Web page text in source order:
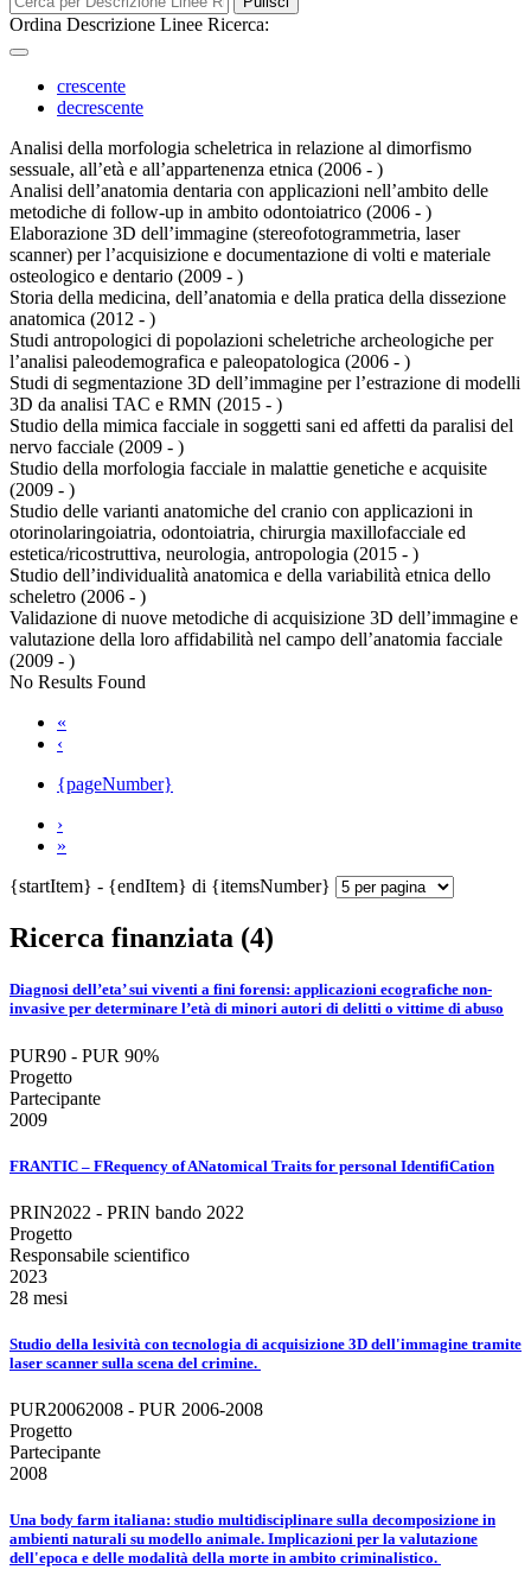
Ordina Descrizione Linee Ricerca:
crescente
decrescente
Analisi della morfologia scheletrica in relazione al dimorfismo
sessuale, all’età e all’appartenenza etnica (2006 - )
Analisi dell’anatomia dentaria con applicazioni nell’ambito delle
metodiche di follow-up in ambito odontoiatrico (2006 - )
Elaborazione 3D dell’immagine (stereofotogrammetria, laser
scanner) per l’acquisizione e documentazione di volti e materiale
osteologico e dentario (2009 - )
Storia della medicina, dell’anatomia e della pratica della dissezione
anatomica (2012 - )
Studi antropologici di popolazioni scheletriche archeologiche per
l’analisi paleodemografica e paleopatologica (2006 - )
Studi di segmentazione 3D dell’immagine per l’estrazione di modelli
3D da analisi TAC e RMN (2015 - )
Studio della mimica facciale in soggetti sani ed affetti da paralisi del
nervo facciale (2009 - )
Studio della morfologia facciale in malattie genetiche e acquisite
(2009 - )
Studio delle varianti anatomiche del cranio con applicazioni in
otorinolaringoiatria, odontoiatria, chirurgia maxillofacciale ed
estetica/ricostruttiva, neurologia, antropologia (2015 - )
Studio dell’individualità anatomica e della variabilità etnica dello
scheletro (2006 - )
Validazione di nuove metodiche di acquisizione 3D dell’immagine e
valutazione della loro affidabilità nel campo dell’anatomia facciale
(2009 - )
No Results Found
«
‹
{pageNumber}
›
»
{startItem} - {endItem} di {itemsNumber}
Ricerca finanziata (4)
Diagnosi dell’eta’ sui viventi a fini forensi: applicazioni ecografiche non-
invasive per determinare l’età di minori autori di delitti o vittime di abuso
PUR90 - PUR 90%
Progetto
Partecipante
2009
FRANTIC – FRequency of ANatomical Traits for personal IdentifiCation
PRIN2022 - PRIN bando 2022
Progetto
Responsabile scientifico
2023
28 mesi
Studio della lesività con tecnologia di acquisizione 3D dell'immagine tramite
laser scanner sulla scena del crimine.
PUR20062008 - PUR 2006-2008
Progetto
Partecipante
2008
Una body farm italiana: studio multidisciplinare sulla decomposizione in
ambienti naturali su modello animale. Implicazioni per la valutazione
dell'epoca e delle modalità della morte in ambito criminalistico.